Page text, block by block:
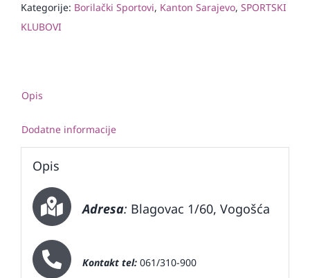
Kategorije: Borilački Sportovi, Kanton Sarajevo, SPORTSKI
KLUBOVI
Opis
Dodatne informacije
Opis
Adresa: Blagovac 1/60, Vogošća
Kontakt tel:061/310-900